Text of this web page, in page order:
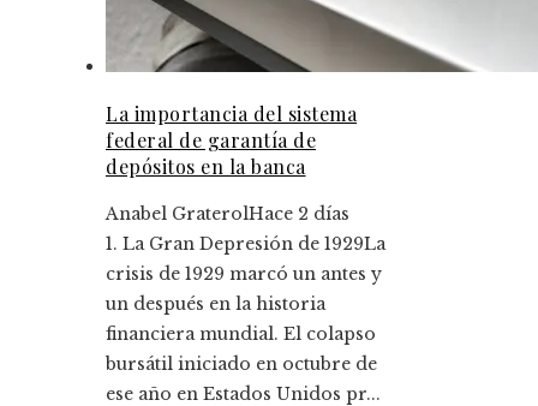
La importancia del sistema
federal de garantía de
depósitos en la banca
Anabel GraterolHace 2 días
1. La Gran Depresión de 1929La
crisis de 1929 marcó un antes y
un después en la historia
financiera mundial. El colapso
bursátil iniciado en octubre de
ese año en Estados Unidos pr...